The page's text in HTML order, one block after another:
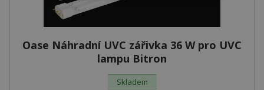
Oase Náhradní UVC zářivka 36 W pro UVC
lampu Bitron
Skladem